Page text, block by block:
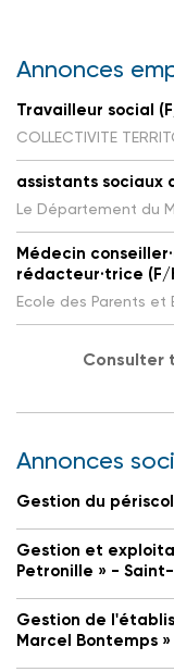
Annonces
Travailleur social
COLLECTIVITE
assistants sociaux
Le Département du
Médecin
rédacteur·trice (F/
Ecole des Parents et
Consulter
Annonces
Gestion du
Gestion et
Petronille » -
Gestion de
Marcel Bontemps